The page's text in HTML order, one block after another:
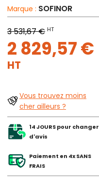
Marque : SOFINOR
3 531,67 € HT
2 829,57 €
HT
Vous trouvez moins
cher ailleurs ?
14 JOURS pour changer
d'avis
Paiement en 4x SANS
FRAIS